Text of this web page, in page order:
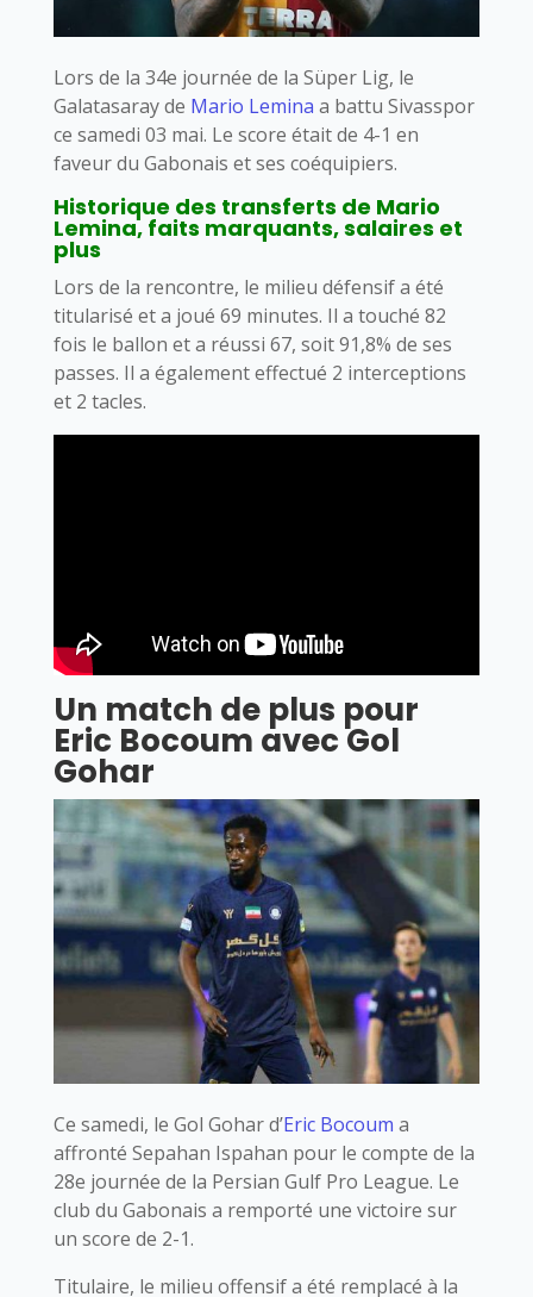
Lors de la 34e journée de la Süper Lig, le
Galatasaray de Mario Lemina a battu Sivasspor
ce samedi 03 mai. Le score était de 4-1 en
faveur du Gabonais et ses coéquipiers.
Historique des transferts de Mario
Lemina, faits marquants, salaires et
plus
Lors de la rencontre, le milieu défensif a été
titularisé et a joué 69 minutes. Il a touché 82
fois le ballon et a réussi 67, soit 91,8% de ses
passes. Il a également effectué 2 interceptions
et 2 tacles.
Un match de plus pour
Eric Bocoum avec Gol
Gohar
Ce samedi, le Gol Gohar d’Eric Bocoum a
affronté Sepahan Ispahan pour le compte de la
28e journée de la Persian Gulf Pro League. Le
club du Gabonais a remporté une victoire sur
un score de 2-1.
Titulaire, le milieu offensif a été remplacé à la